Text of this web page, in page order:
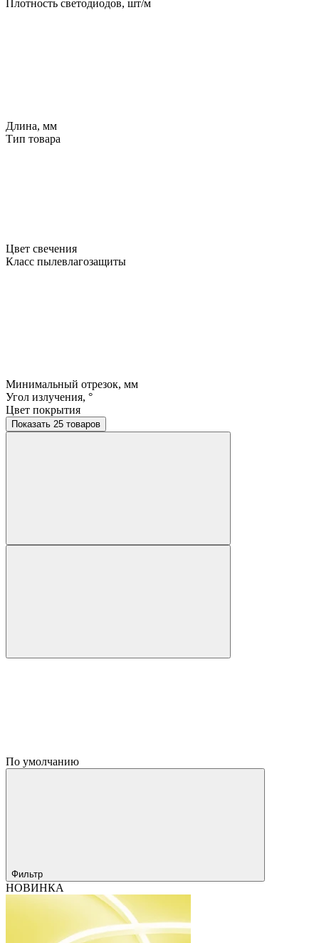
Плотность светодиодов, шт/м
Длина, мм
Тип товара
Цвет свечения
Класс пылевлагозащиты
Минимальный отрезок, мм
Угол излучения, °
Цвет покрытия
Показать 25 товаров
По умолчанию
Фильтр
НОВИНКА